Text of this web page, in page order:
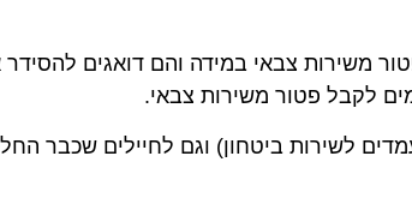
לשירות ביטחון) וגם לחיילים שכבר